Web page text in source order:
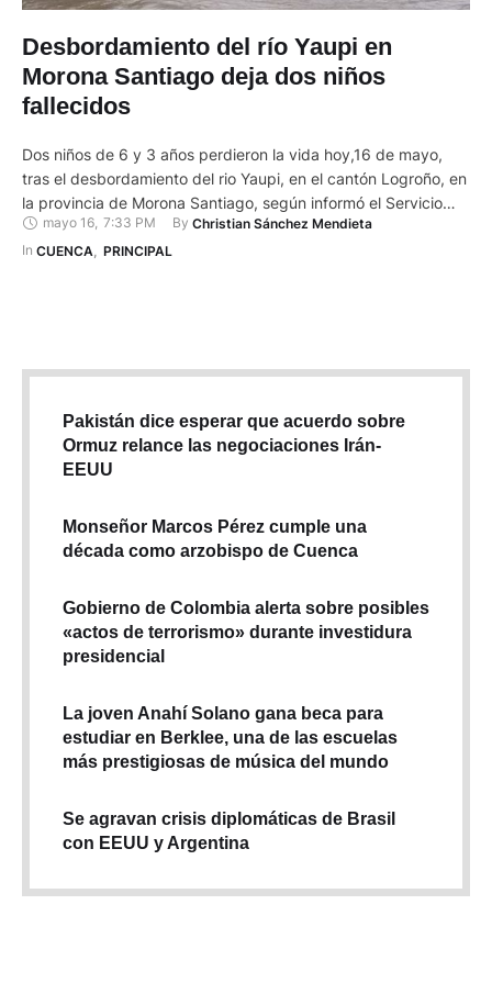
Desbordamiento del río Yaupi en
Morona Santiago deja dos niños
fallecidos
Dos niños de 6 y 3 años perdieron la vida hoy,16 de mayo,
tras el desbordamiento del rio Yaupi, en el cantón Logroño, en
la provincia de Morona Santiago, según informó el Servicio
Nacional de Gestión de Riesgos y Emergencias (SNGRE). Los
cadáveres de los pequeños fueron recuperados en la
mayo 16, 7:33 PM By Christian Sánchez Mendieta
In CUENCA PRINCIPAL
Pakistán dice esperar que acuerdo sobre
Ormuz relance las negociaciones Irán-
EEUU
Monseñor Marcos Pérez cumple una
década como arzobispo de Cuenca
Gobierno de Colombia alerta sobre posibles
«actos de terrorismo» durante investidura
presidencial
La joven Anahí Solano gana beca para
estudiar en Berklee, una de las escuelas
más prestigiosas de música del mundo
Se agravan crisis diplomáticas de Brasil
con EEUU y Argentina